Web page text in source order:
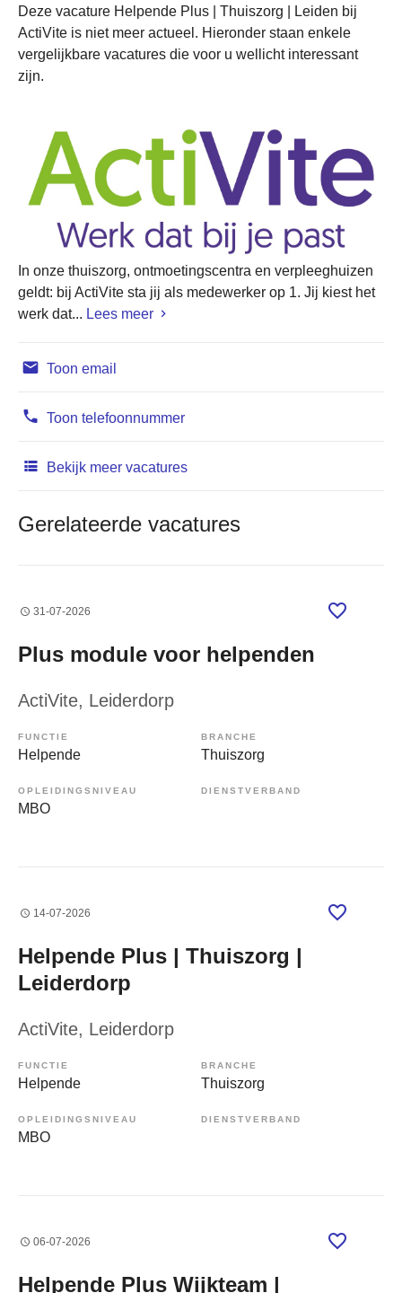
Deze vacature Helpende Plus | Thuiszorg | Leiden bij
ActiVite is niet meer actueel. Hieronder staan enkele
vergelijkbare vacatures die voor u wellicht interessant
zijn.
In onze thuiszorg, ontmoetingscentra en verpleeghuizen
geldt: bij ActiVite sta jij als medewerker op 1. Jij kiest het
werk dat... Lees meer
Toon email
Toon telefoonnummer
Bekijk meer vacatures
Gerelateerde vacatures
31-07-2026
Plus module voor helpenden
ActiVite, Leiderdorp
FUNCTIE
Helpende
BRANCHE
Thuiszorg
OPLEIDINGSNIVEAU
MBO
DIENSTVERBAND
14-07-2026
Helpende Plus | Thuiszorg |
Leiderdorp
ActiVite, Leiderdorp
FUNCTIE
Helpende
BRANCHE
Thuiszorg
OPLEIDINGSNIVEAU
MBO
DIENSTVERBAND
06-07-2026
Helpende Plus Wijkteam |